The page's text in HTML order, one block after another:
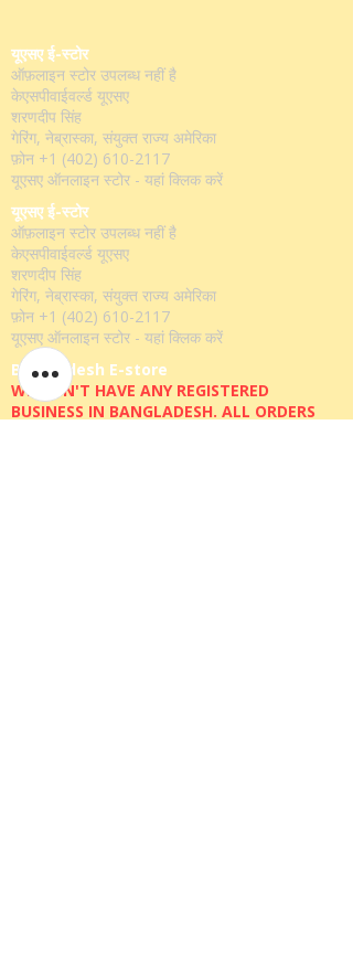
यूएसए ई-स्टोर
ऑफ़लाइन स्टोर उपलब्ध नहीं है
केएसपीवाईवर्ल्ड यूएसए
शरणदीप सिंह
गेरिंग, नेब्रास्का, संयुक्त राज्य अमेरिका
फ़ोन +1 (402) 610-2117
यूएसए ऑनलाइन स्टोर - यहां क्लिक करें
यूएसए ई-स्टोर
ऑफ़लाइन स्टोर उपलब्ध नहीं है
केएसपीवाईवर्ल्ड यूएसए
शरणदीप सिंह
गेरिंग, नेब्रास्का, संयुक्त राज्य अमेरिका
फ़ोन +1 (402) 610-2117
यूएसए ऑनलाइन स्टोर - यहां क्लिक करें
Bangladesh E-store
WE DON'T HAVE ANY REGISTERED
BUSINESS IN BANGLADESH. ALL ORDERS